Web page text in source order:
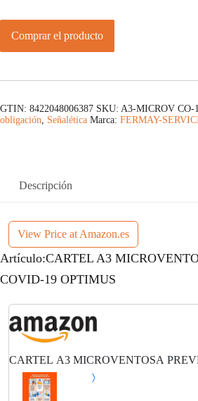
Comprar el producto
GTIN: 8422048006387 SKU: A3-MICROV CO-
obligación, Señalética Marca: FERMAY-
Descripción
View Price at Amazon.es
Artículo:CARTEL A3
COVID-19 OPTIMUS
CARTEL A3 MICROVENTOSA
OPTIMUS